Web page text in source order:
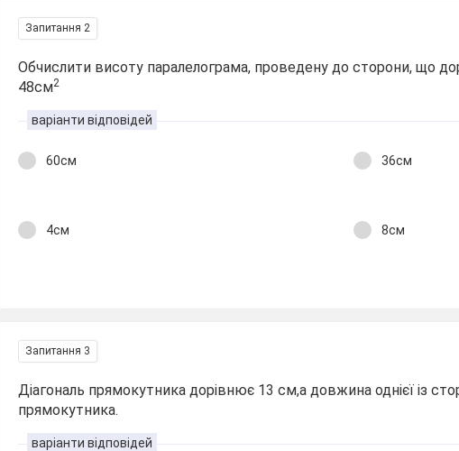
Запитання 2
Обчислити висоту паралелограма, проведену до сторони, що
48см2
варіанти відповідей
60см 36см
4см 8см
Запитання 3
Діагональ прямокутника дорівнює 13 см,а довжина однієї із
прямокутника.
варіанти відповідей